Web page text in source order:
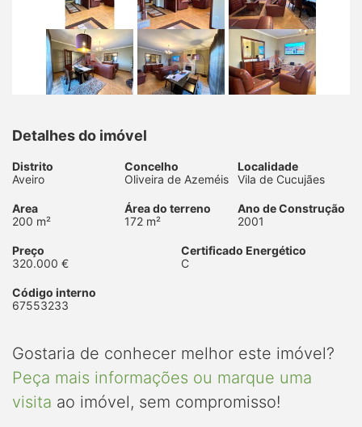
Detalhes do imóvel
Distrito
Aveiro
Concelho
Oliveira de Azeméis
Localidade
Vila de Cucujães
Area
200 m²
Área do terreno
172 m²
Ano de Construção
2001
Preço
320.000 €
Certificado Energético
C
Código interno
67553233
Gostaria de conhecer melhor este imóvel?
Peça mais informações ou marque uma
visita ao imóvel, sem compromisso!